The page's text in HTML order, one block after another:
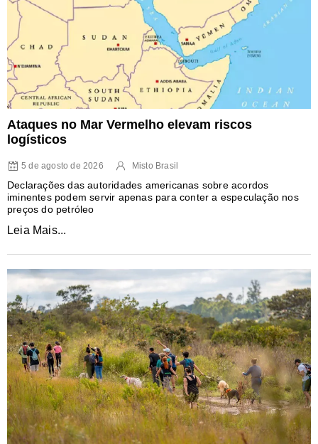
Ataques no Mar Vermelho elevam riscos
logísticos
5 de agosto de 2026 Misto Brasil
Declarações das autoridades americanas sobre acordos
iminentes podem servir apenas para conter a especulação nos
preços do petróleo
Leia Mais...